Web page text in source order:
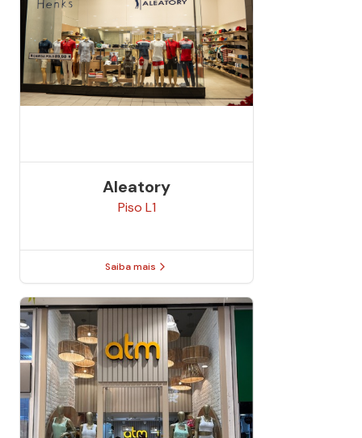
Aleatory
Piso L1
Saiba mais